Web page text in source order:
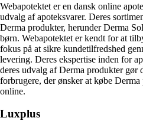
Webapotektet er en dansk online
udvalg af apoteksvarer. Deres
Derma produkter, herunder Derma
børn. Webapotektet er kendt for at
fokus på at sikre kundetilfredshed
levering. Deres ekspertise inden for
deres udvalg af Derma produkter gør
forbrugere, der ønsker at købe
online.
Luxplus